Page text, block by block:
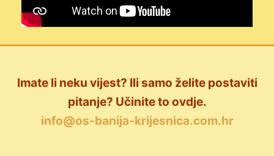
Imate li neku vijest? Ili samo želite postaviti
pitanje? Učinite to ovdje.
info@os-banija-krijesnica.com.hr